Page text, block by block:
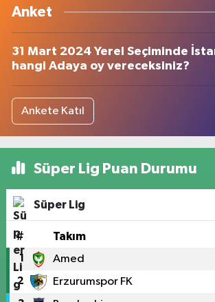
Anket
31 Mart 2024 Yerel Seçiminde
hangi Adaya oy vereceksiniz?
Ankete Katıl
Süper Lig Puan Durumu
Süper Lig
# Takım
1 Amed
2 Erzurumspor FK